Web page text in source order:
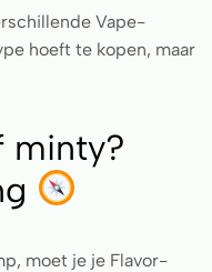
Vape-
hoeft te kopen, maar
minty?
moet je je Flavor-